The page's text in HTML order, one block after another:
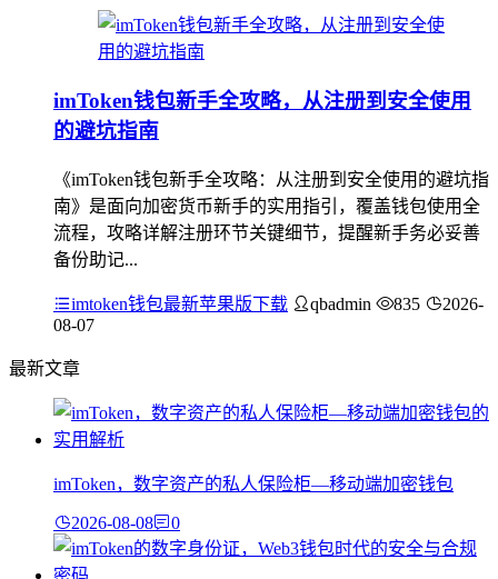
imToken钱包新手全攻略，从注册到安全使用
的避坑指南
《imToken钱包新手全攻略：从注册到安全使用的避坑指
南》是面向加密货币新手的实用指引，覆盖钱包使用全
流程，攻略详解注册环节关键细节，提醒新手务必妥善
备份助记...
imtoken钱包最新苹果版下载 qbadmin 835
2026-
08-07
最新文章
imToken，数字资产的私人保险柜—移动端加密钱包
2026-08-08 0